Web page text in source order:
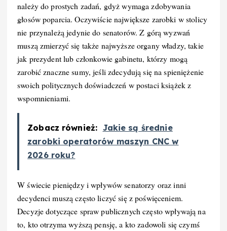
należy do prostych zadań, gdyż wymaga zdobywania
głosów poparcia. Oczywiście największe zarobki w stolicy
nie przynależą jedynie do senatorów. Z górą wyzwań
muszą zmierzyć się także najwyższe organy władzy, takie
jak prezydent lub członkowie gabinetu, którzy mogą
zarobić znaczne sumy, jeśli zdecydują się na spieniężenie
swoich politycznych doświadczeń w postaci książek z
wspomnieniami.
Zobacz również: Jakie są średnie
zarobki operatorów maszyn CNC w
2026 roku?
W świecie pieniędzy i wpływów senatorzy oraz inni
decydenci muszą często liczyć się z poświęceniem.
Decyzje dotyczące spraw publicznych często wpływają na
to, kto otrzyma wyższą pensję, a kto zadowoli się czymś